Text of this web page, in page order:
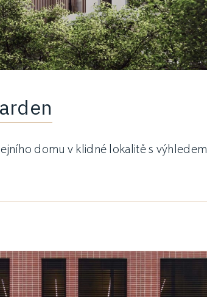
domu v klidné lokalitě s výhledem